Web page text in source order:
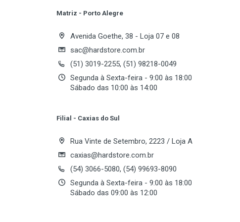
Review Stars
Matriz - Porto Alegre
Avenida Goethe, 38 - Loja 07 e 08
sac@hardstore.com.br
(51) 3019-2255, (51) 98218-0049
Segunda à Sexta-feira - 9:00 às 18:00
Sábado das 10:00 às 14:00
Filial - Caxias do Sul
Rua Vinte de Setembro, 2223 / Loja A
caxias@hardstore.com.br
(54) 3066-5080, (54) 99693-8090
Segunda à Sexta-feira - 9:00 às 18:00
Sábado das 09:00 às 12:00